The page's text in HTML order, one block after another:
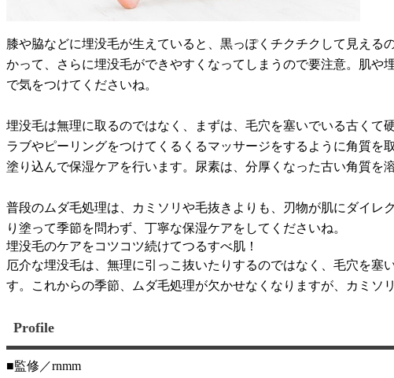
膝や脇などに埋没毛が生えていると、黒っぽくチクチクして見え
かって、さらに埋没毛ができやすくなってしまうので要注意。肌
で気をつけてくださいね。
埋没毛は無理に取るのではなく、まずは、毛穴を塞いでいる古く
ラブやピーリングをつけてくるくるマッサージをするように角質
塗り込んで保湿ケアを行います。尿素は、分厚くなった古い角質を
普段のムダ毛処理は、カミソリや毛抜きよりも、刃物が肌にダイ
り塗って季節を問わず、丁寧な保湿ケアをしてくださいね。
埋没毛のケアをコツコツ続けてつるすべ肌！
厄介な埋没毛は、無理に引っこ抜いたりするのではなく、毛穴を
す。これからの季節、ムダ毛処理が欠かせなくなりますが、カミソ
Profile
■監修／rnmm